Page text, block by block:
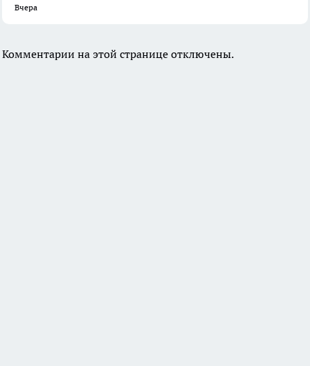
Вчера
Комментарии на этой странице отключены.